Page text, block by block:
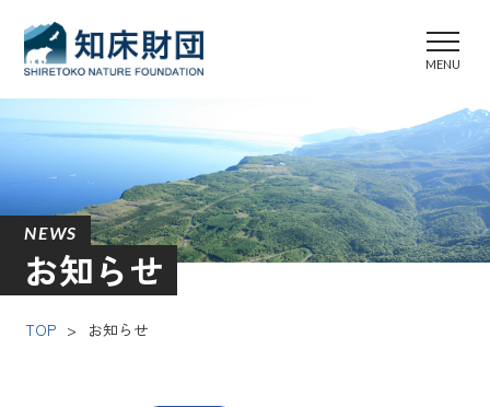
NEWS
お知らせ
TOP > お知らせ